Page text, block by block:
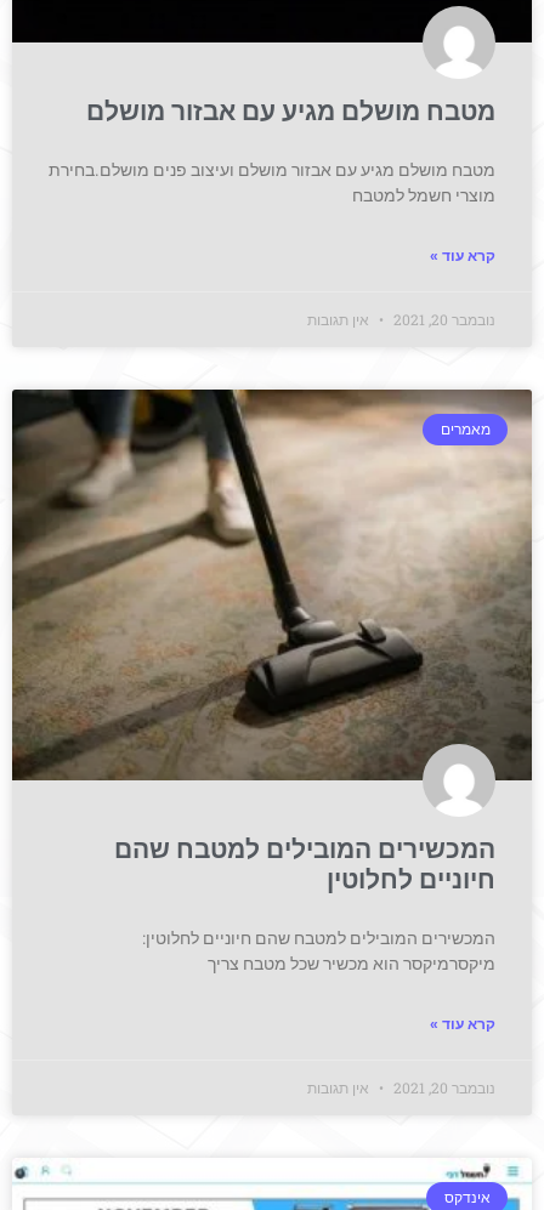
מטבח מושלם מגיע עם אבזור מושלם
מטבח מושלם מגיע עם אבזור מושלם ועיצוב פנים מושלם.בחירת
מוצרי חשמל למטבח
קרא עוד »
נובמבר 20, 2021 אין תגובות
מאמרים
המכשירים המובילים למטבח שהם
חיוניים לחלוטין
המכשירים המובילים למטבח שהם חיוניים לחלוטין:
מיקסרמיקסר הוא מכשיר שכל מטבח צריך
קרא עוד »
נובמבר 20, 2021 אין תגובות
אינדקס